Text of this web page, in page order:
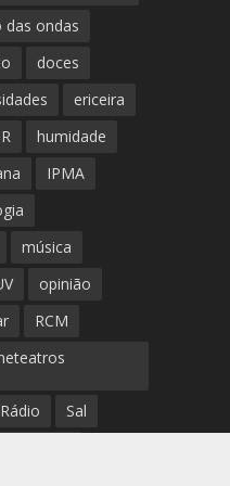
das ondas
doces
ericeira
humidade
IPMA
música
opinião
RCM
Rádio
Sal